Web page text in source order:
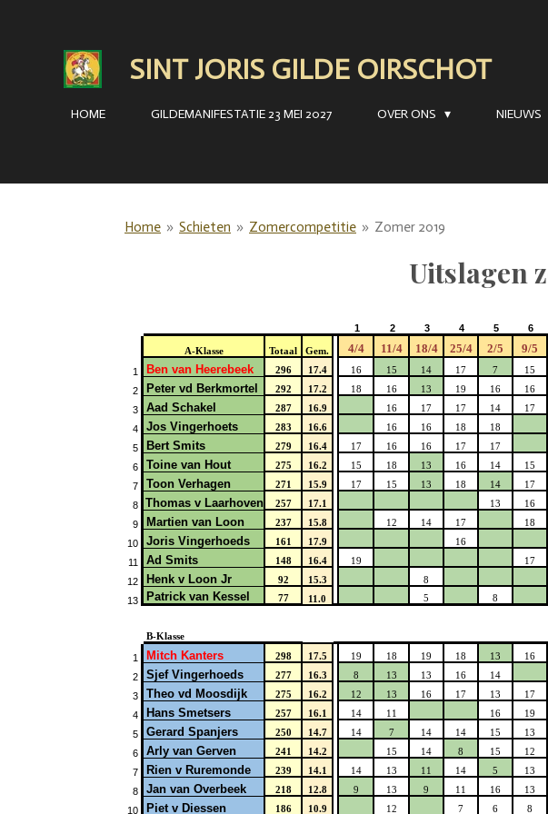
hoofdinhoud
SINT JORIS GILDE OIRSCHOT
HOME GILDEMANIFESTATIE 23 MEI 2027 OVER ONS NIEUWS
Home » Schieten » Zomercompetitie » Zomer 2019
Uitslagen